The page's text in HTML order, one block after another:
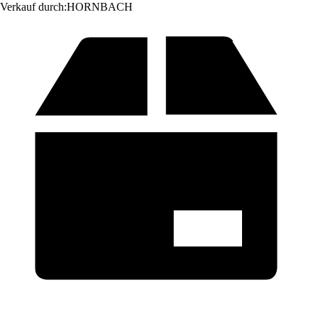
Verkauf durch:HORNBACH